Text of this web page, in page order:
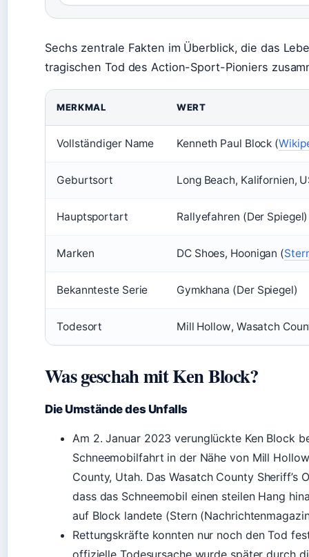
Sechs zentrale Fakten im Überblick, die das
tragischen Tod des Action-Sport-Pioniers
MERKMAL WERT
Vollständiger Name Kenneth Paul Block (
Geburtsort Long Beach, Kalifornien,
Hauptsportart Rallyefahren (Der Spiegel)
Marken DC Shoes, Hoonigan (
Bekannteste Serie Gymkhana (Der Spiegel)
Todesort Mill Hollow, Wasatch
Was geschah mit Ken Block?
Die Umstände des Unfalls
Am 2. Januar 2023 verunglückte Ken Block
Schneemobilfahrt in der Nähe von Mill
County, Utah. Das Wasatch County Sheriff’s
dass das Schneemobil einen steilen Hang
auf Block landete (Stern
Rettungskräfte konnten nur noch den Tod